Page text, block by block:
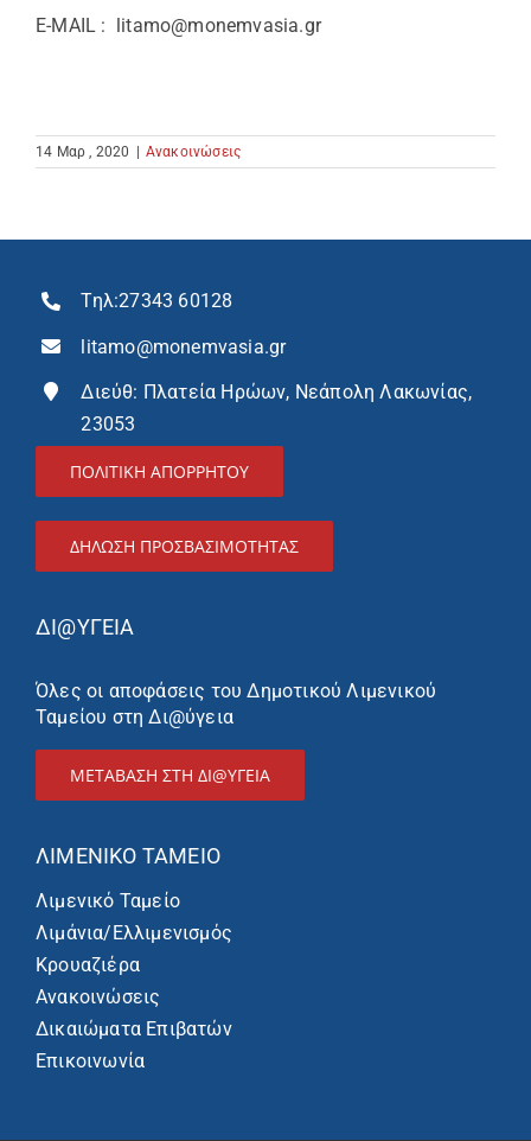
E-MAIL : litamo@monemvasia.gr
14 Μαρ , 2020 Ανακοινώσεις
Τηλ:27343 60128
litamo@monemvasia.gr
Διεύθ: Πλατεία Ηρώων, Νεάπολη Λακωνίας,
23053
ΠΟΛΙΤΙΚΗ ΑΠΟΡΡΗΤΟΥ
ΔΉΛΩΣΗ ΠΡΟΣΒΑΣΙΜΌΤΗΤΑΣ
ΔΙ@ΥΓΕΙΑ
Όλες οι αποφάσεις του Δημοτικού Λιμενικού
Ταμείου στη Δι@ύγεια
ΜΕΤΑΒΑΣΗ ΣΤΗ ΔΙ@ΥΓΕΙΑ
ΛΙΜΕΝΙΚΌ ΤΑΜΕΊΟ
Λιμενικό Ταμείο
Λιμάνια/Ελλιμενισμός
Κρουαζιέρα
Ανακοινώσεις
Δικαιώματα Επιβατών
Επικοινωνία